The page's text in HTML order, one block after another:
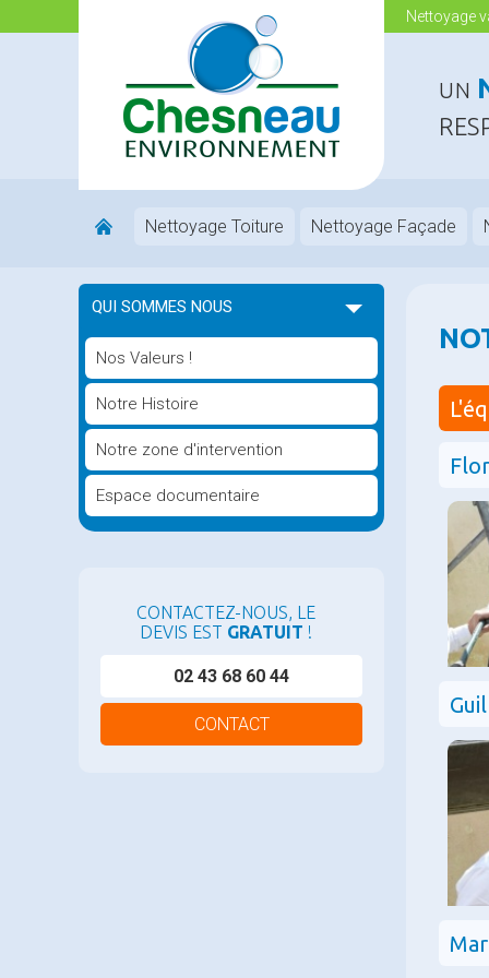
Nettoyage
UN
Nettoyage Toiture Nettoyage Façade
QUI SOMMES NOUS
Nos Valeurs !
Notre Histoire
Notre zone d'intervention
Espace documentaire
CONTACTEZ-NOUS, LE
DEVIS EST GRATUIT !
02 43 68 60 44
CONTACT